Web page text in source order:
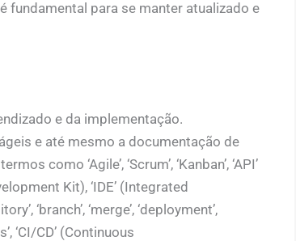
é fundamental para se manter atualizado e
e da implementação.
e até mesmo a documentação de
como ‘Agile’, ‘Scrum’, ‘Kanban’, ‘API’
Kit), ‘IDE’ (Integrated
‘branch’, ‘merge’, ‘deployment’,
‘CI/CD’ (Continuous